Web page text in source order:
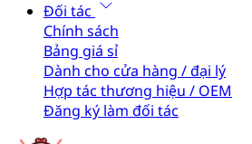
Đối tác
Chính sách
Bảng giá sỉ
Dành cho cửa hàng / đại lý
Hợp tác thương hiệu / OEM
Đăng ký làm đối tác